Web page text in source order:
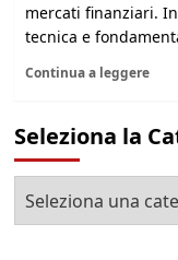
mercati finanziari.
tecnica e
Continua a leggere
Seleziona la
la